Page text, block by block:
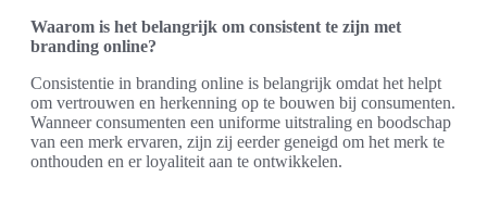
Waarom is het belangrijk om consistent te zijn met
branding online?
Consistentie in branding online is belangrijk omdat het helpt
om vertrouwen en herkenning op te bouwen bij consumenten.
Wanneer consumenten een uniforme uitstraling en boodschap
van een merk ervaren, zijn zij eerder geneigd om het merk te
onthouden en er loyaliteit aan te ontwikkelen.